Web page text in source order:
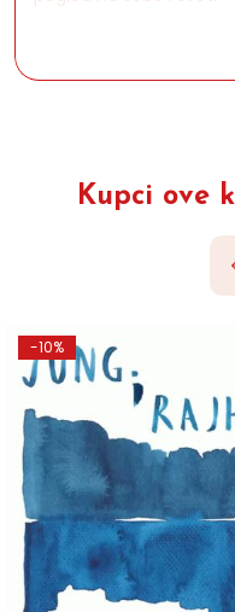
Kupci ove
-10%